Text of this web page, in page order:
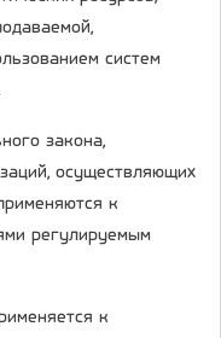
систем
закона,
осуществляющих
к
регулируемым
к